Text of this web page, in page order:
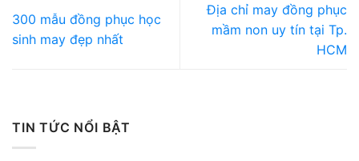
TIN TỨC NỔI BẬT
300 mẫu đồng phục học
sinh may đẹp nhất
Địa chỉ may đồng phục
mầm non uy tín tại Tp.
HCM